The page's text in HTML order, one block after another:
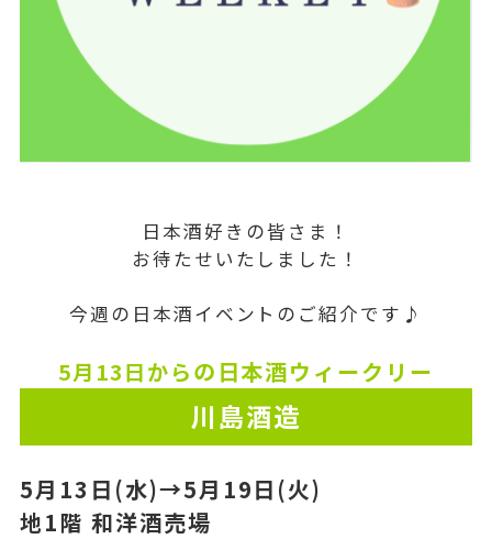
日本酒好きの皆さま！
お待たせいたしました！
今週の日本酒イベントのご紹介です♪
5月13日からの日本酒ウィークリー
川島酒造
5月13日(水)→5月19日(火)
地1階 和洋酒売場